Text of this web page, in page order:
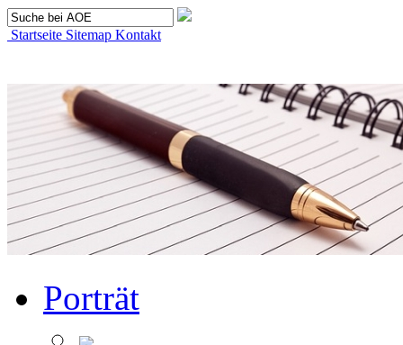
Startseite Sitemap Kontakt
Porträt